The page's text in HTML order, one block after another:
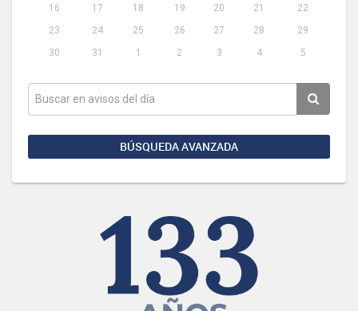
16
17 18 19 20 21
22
23
24 25 26 27 28
29
30
31 1 2 3 4 5
BÚSQUEDA AVANZADA